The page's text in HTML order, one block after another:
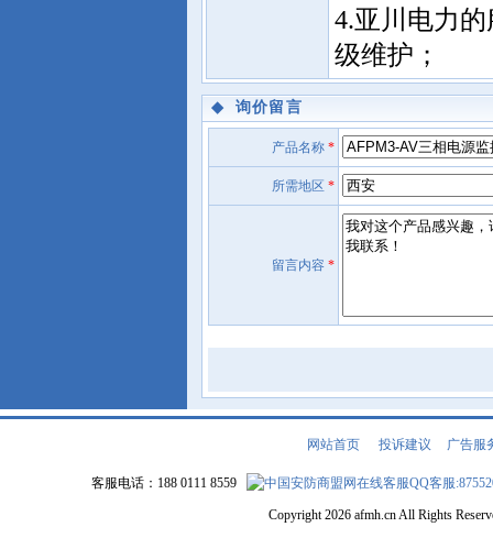
4.亚川电力
级维护；
◆ 询价留言
产品名称*
所需地区 *
留言内容 *
网站首页| 投诉建议 广告服
客服电话：188 0111 8559 QQ客服
Copyright 2026 afmh.cn All Rights